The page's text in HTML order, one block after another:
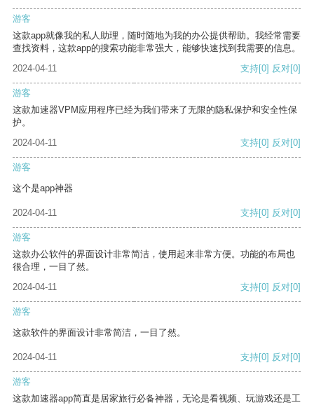
游客
这款app就像我的私人助理，随时随地为我的办公提供帮助。我经常需要
查找资料，这款app的搜索功能非常强大，能够快速找到我需要的信息。
2024-04-11
支持[0] 反对[0]
游客
这款加速器VPM应用程序已经为我们带来了无限的隐私保护和安全性保
护。
2024-04-11
支持[0] 反对[0]
游客
这个是app神器
2024-04-11 支持[0] 反对[0]
游客
这款办公软件的界面设计非常简洁，使用起来非常方便。功能的布局也
很合理，一目了然。
2024-04-11
支持[0] 反对[0]
游客
这款软件的界面设计非常简洁，一目了然。
2024-04-11 支持[0] 反对[0]
游客
这款加速器app简直是居家旅行必备神器，无论是看视频、玩游戏还是工